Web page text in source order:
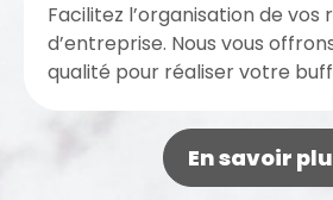
Facilitez l’organisation de vos
d’entreprise. Nous vous
qualité pour réaliser votre
spécialiste de...
En savoir